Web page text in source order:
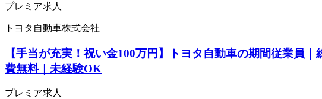
プレミア求人
トヨタ自動車株式会社
【手当が充実！祝い金100万円】トヨタ自動車の期間従業員
費無料｜未経験OK
プレミア求人